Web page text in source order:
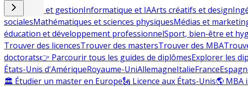
Commerce et gestionInformatique et IAArts créatifs et design
socialesMathématiques et sciences physiquesMédias et
éducation et développement professionnelSport, bien-être et
Trouver des licencesTrouver des mastersTrouver des MBA
doctorats👉 Parcourir tous les guides de diplômesExplorer les
États-Unis d'AmériqueRoyaume-UniAllemagneItalieFrance
🏛 Étudier un master en Europe🗽 Licence aux États-Unis🌎 MBA